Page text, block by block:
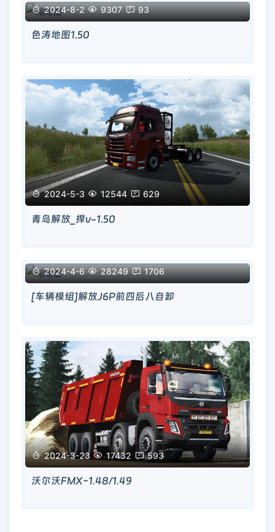
 2024-8-2  9307  93
色涛地图1.50
 2024-5-3  12544  629
青岛解放_捍v-1.50
 2024-4-6  28249  1706
[车辆模组]解放J6P前四后八自卸
 2024-3-23  17432  593
沃尔沃FMX-1.48/1.49